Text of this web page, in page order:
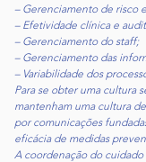
– Gerenciamento de risco
– Efetividade clínica e
– Gerenciamento do staff;
– Gerenciamento das
– Variabilidade dos
Para se obter uma cultura
mantenham uma cultura
por comunicações
eficácia de medidas
A coordenação do